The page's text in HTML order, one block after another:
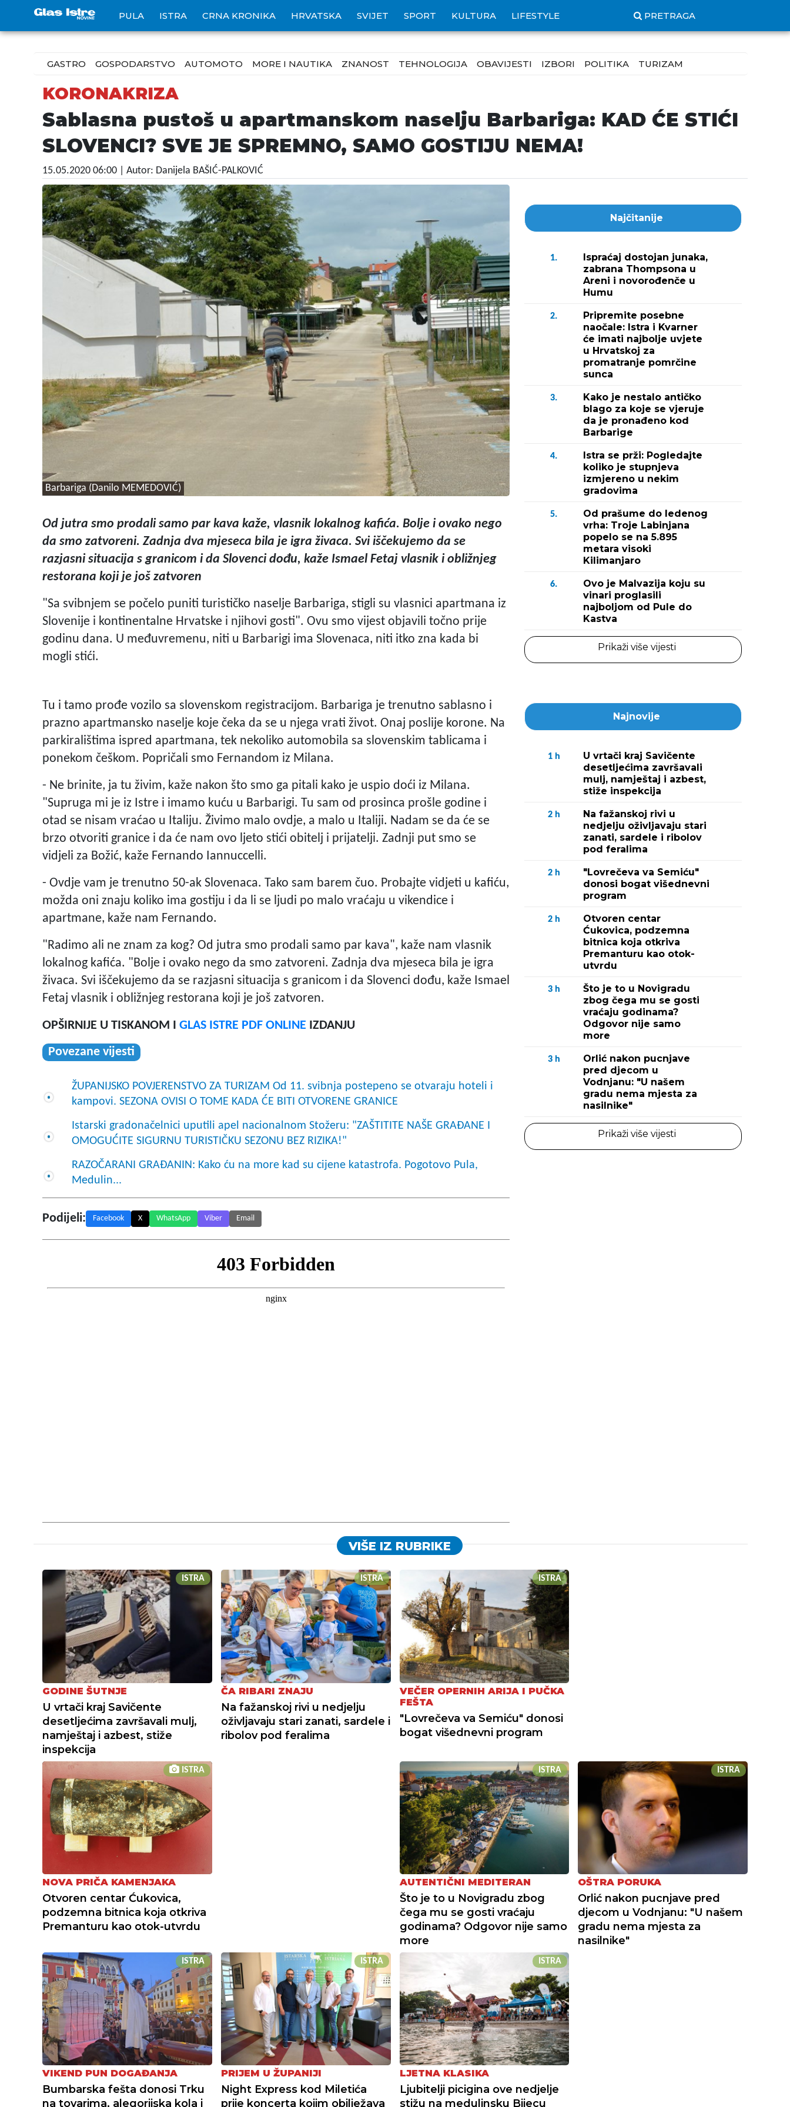
PULA ISTRA CRNA KRONIKA HRVATSKA SVIJET SPORT KULTURA LIFESTYLE PRETRAGA
GASTRO GOSPODARSTVO AUTOMOTO MORE I NAUTIKA ZNANOST TEHNOLOGIJA OBAVIJESTI IZBORI POLITIKA TURIZAM
KORONAKRIZA
Sablasna pustoš u apartmanskom naselju Barbariga: KAD ĆE STIĆI
SLOVENCI? SVE JE SPREMNO, SAMO GOSTIJU NEMA!
15.05.2020 06:00 | Autor: Danijela BAŠIĆ-PALKOVIĆ
Barbariga (Danilo MEMEDOVIĆ)
Od jutra smo prodali samo par kava kaže, vlasnik lokalnog kafića. Bolje i ovako nego
da smo zatvoreni. Zadnja dva mjeseca bila je igra živaca. Svi iščekujemo da se
razjasni situacija s granicom i da Slovenci dođu, kaže Ismael Fetaj vlasnik i obližnjeg
restorana koji je još zatvoren
"Sa svibnjem se počelo puniti turističko naselje Barbariga, stigli su vlasnici apartmana iz
Slovenije i kontinentalne Hrvatske i njihovi gosti". Ovu smo vijest objavili točno prije
godinu dana. U međuvremenu, niti u Barbarigi ima Slovenaca, niti itko zna kada bi
mogli stići.
Tu i tamo prođe vozilo sa slovenskom registracijom. Barbariga je trenutno sablasno i
prazno apartmansko naselje koje čeka da se u njega vrati život. Onaj poslije korone. Na
parkiralištima ispred apartmana, tek nekoliko automobila sa slovenskim tablicama i
ponekom češkom. Popričali smo Fernandom iz Milana.
- Ne brinite, ja tu živim, kaže nakon što smo ga pitali kako je uspio doći iz Milana.
"Supruga mi je iz Istre i imamo kuću u Barbarigi. Tu sam od prosinca prošle godine i
otad se nisam vraćao u Italiju. Živimo malo ovdje, a malo u Italiji. Nadam se da će se
brzo otvoriti granice i da će nam ovo ljeto stići obitelj i prijatelji. Zadnji put smo se
vidjeli za Božić, kaže Fernando Iannuccelli.
- Ovdje vam je trenutno 50-ak Slovenaca. Tako sam barem čuo. Probajte vidjeti u kafiću,
možda oni znaju koliko ima gostiju i da li se ljudi po malo vraćaju u vikendice i
apartmane, kaže nam Fernando.
"Radimo ali ne znam za kog? Od jutra smo prodali samo par kava", kaže nam vlasnik
lokalnog kafića. "Bolje i ovako nego da smo zatvoreni. Zadnja dva mjeseca bila je igra
živaca. Svi iščekujemo da se razjasni situacija s granicom i da Slovenci dođu, kaže Ismael
Fetaj vlasnik i obližnjeg restorana koji je još zatvoren.
OPŠIRNIJE U TISKANOM I GLAS ISTRE PDF ONLINE IZDANJU
Povezane vijesti
ŽUPANIJSKO POVJERENSTVO ZA TURIZAM Od 11. svibnja postepeno se otvaraju hoteli i
kampovi. SEZONA OVISI O TOME KADA ĆE BITI OTVORENE GRANICE
Istarski gradonačelnici uputili apel nacionalnom Stožeru: "ZAŠTITITE NAŠE GRAĐANE I
OMOGUĆITE SIGURNU TURISTIČKU SEZONU BEZ RIZIKA!"
RAZOČARANI GRAĐANIN: Kako ću na more kad su cijene katastrofa. Pogotovo Pula,
Medulin...
Podijeli: Facebook X WhatsApp Viber Email
Najčitanije
1.
Ispraćaj dostojan junaka,
zabrana Thompsona u
Areni i novorođenče u
Humu
2.
Pripremite posebne
naočale: Istra i Kvarner
će imati najbolje uvjete
u Hrvatskoj za
promatranje pomrčine
sunca
3.
Kako je nestalo antičko
blago za koje se vjeruje
da je pronađeno kod
Barbarige
4.
Istra se prži: Pogledajte
koliko je stupnjeva
izmjereno u nekim
gradovima
5.
Od prašume do ledenog
vrha: Troje Labinjana
popelo se na 5.895
metara visoki
Kilimanjaro
6.
Ovo je Malvazija koju su
vinari proglasili
najboljom od Pule do
Kastva
Prikaži više vijesti
Najnovije
1 h
U vrtači kraj Savičente
desetljećima završavali
mulj, namještaj i azbest,
stiže inspekcija
2 h
Na fažanskoj rivi u
nedjelju oživljavaju stari
zanati, sardele i ribolov
pod feralima
2 h
"Lovrečeva va Semiću"
donosi bogat višednevni
program
2 h
Otvoren centar
Ćukovica, podzemna
bitnica koja otkriva
Premanturu kao otok-
utvrdu
3 h
Što je to u Novigradu
zbog čega mu se gosti
vraćaju godinama?
Odgovor nije samo
more
3 h
Orlić nakon pucnjave
pred djecom u
Vodnjanu: "U našem
gradu nema mjesta za
nasilnike"
Prikaži više vijesti
VIŠE IZ RUBRIKE
ISTRA
GODINE ŠUTNJE
U vrtači kraj Savičente
desetljećima završavali mulj,
namještaj i azbest, stiže
inspekcija
ISTRA
ČA RIBARI ZNAJU
Na fažanskoj rivi u nedjelju
oživljavaju stari zanati, sardele i
ribolov pod feralima
ISTRA
VEČER OPERNIH ARIJA I PUČKA
FEŠTA
"Lovrečeva va Semiću" donosi
bogat višednevni program
ISTRA
NOVA PRIČA KAMENJAKA
Otvoren centar Ćukovica,
podzemna bitnica koja otkriva
Premanturu kao otok-utvrdu
ISTRA
AUTENTIČNI MEDITERAN
Što je to u Novigradu zbog
čega mu se gosti vraćaju
godinama? Odgovor nije samo
more
ISTRA
OŠTRA PORUKA
Orlić nakon pucnjave pred
djecom u Vodnjanu: "U našem
gradu nema mjesta za
nasilnike"
ISTRA
VIKEND PUN DOGAĐANJA
Bumbarska fešta donosi Trku
na tovarima, alegorijska kola i
ISTRA
PRIJEM U ŽUPANIJI
Night Express kod Miletića
prije koncerta kojim obilježava
ISTRA
LJETNA KLASIKA
Ljubitelji picigina ove nedjelje
stižu na medulinsku Bijecu